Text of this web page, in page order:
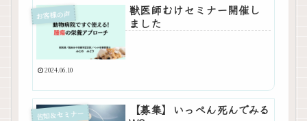
お客様の声
獣医師むけセミナー開催し
ました
2024.06.10
告知＆セミナー
【募集】いっぺん死んでみる